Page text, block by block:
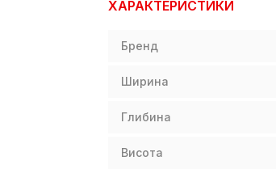
ХАРАКТЕРИСТИКИ
Бренд
Ширина
Глибина
Висота